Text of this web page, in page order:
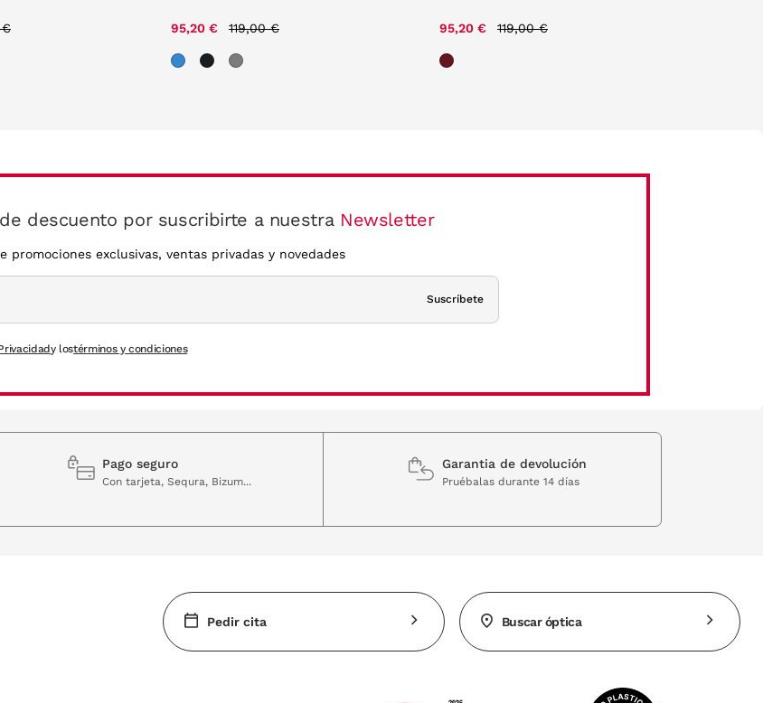
€ 95,20 € 119,00 € 95,20 € 119,00 €
de descuento por suscribirte a nuestra Newsletter
promociones exclusivas, ventas privadas y novedades
Suscríbete
y lostérminos y condiciones
Pago seguro
Con tarjeta, Sequra, Bizum...
Garantia de devolución
Pruébalas durante 14 días
Pedir cita Buscar óptica